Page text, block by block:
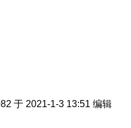
于 2021-1-3 13:51 编辑